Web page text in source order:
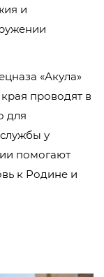
и
«Акула»
проводят в
для
у
помогают
к Родине и